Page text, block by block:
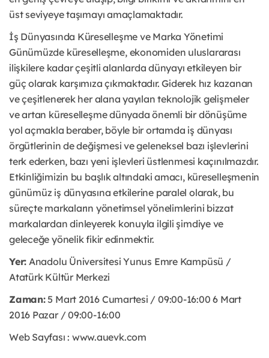
üst seviyeye taşımayı amaçlamaktadır.
İş Dünyasında Küreselleşme ve Marka Yönetimi
Günümüzde küreselleşme, ekonomiden uluslararası
ilişkilere kadar çeşitli alanlarda dünyayı etkileyen bir
güç olarak karşımıza çıkmaktadır. Giderek hız kazanan
ve çeşitlenerek her alana yayılan teknolojik gelişmeler
ve artan küreselleşme dünyada önemli bir dönüşüme
yol açmakla beraber, böyle bir ortamda iş dünyası
örgütlerinin de değişmesi ve geleneksel bazı işlevlerini
terk ederken, bazı yeni işlevleri üstlenmesi kaçınılmazdır.
Etkinliğimizin bu başlık altındaki amacı, küreselleşmenin
günümüz iş dünyasına etkilerine paralel olarak, bu
süreçte markaların yönetimsel yönelimlerini bizzat
markalardan dinleyerek konuyla ilgili şimdiye ve
geleceğe yönelik fikir edinmektir.
Yer: Anadolu Üniversitesi Yunus Emre Kampüsü /
Atatürk Kültür Merkezi
Zaman:5 Mart 2016 Cumartesi / 09:00-16:00 6 Mart
2016 Pazar / 09:00-16:00
Web Sayfası : www.auevk.com